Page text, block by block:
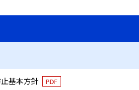
基本方針 PDF